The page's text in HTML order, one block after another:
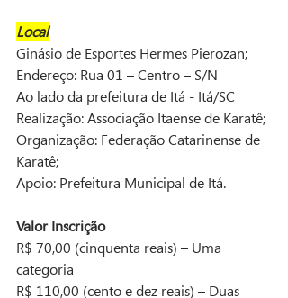
Local
Ginásio de Esportes Hermes Pierozan;
Endereço: Rua 01 – Centro – S/N
Ao lado da prefeitura de Itá - Itá/SC
Realização: Associação Itaense de Karatê;
Organização: Federação Catarinense de
Karatê;
Apoio: Prefeitura Municipal de Itá.
Valor Inscrição
R$ 70,00 (cinquenta reais) – Uma
categoria
R$ 110,00 (cento e dez reais) – Duas